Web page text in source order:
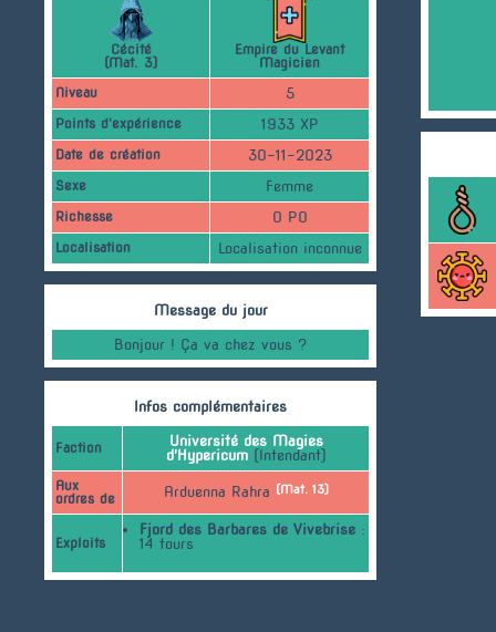
Cécité
(Mat. 3)
Empire du Levant
Magicien
Niveau
5
Points d'expérience
1933 XP
Date de création
30-11-2023
Sexe
Femme
Richesse
0 PO
Localisation
Localisation inconnue
Message du jour
Bonjour ! Ça va chez vous ?
Infos complémentaires
Faction
Université des Magies
d'Hypericum(Intendant)
Aux
ordres de
Arduenna Rahra (Mat. 13)
Exploits
Fjord des Barbares de Vivebrise :
14 tours